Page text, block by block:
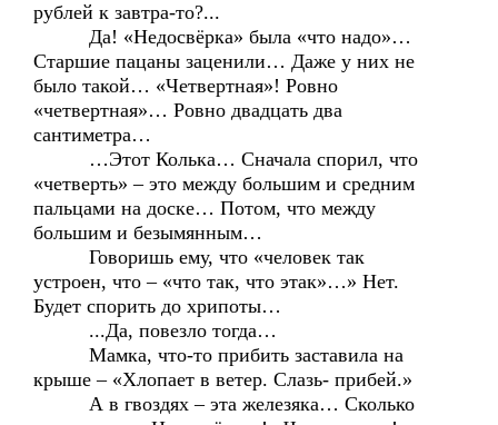
рублей к завтра-то?...
Да! «Недосвёрка» была «что надо»…
Старшие пацаны заценили… Даже у них не
было такой… «Четвертная»! Ровно
«четвертная»… Ровно двадцать два
сантиметра…
…Этот Колька… Сначала спорил, что
«четверть» – это между большим и средним
пальцами на доске… Потом, что между
большим и безымянным…
Говоришь ему, что «человек так
устроен, что – «что так, что этак»…» Нет.
Будет спорить до хрипоты…
...Да, повезло тогда…
Мамка, что-то прибить заставила на
крыше – «Хлопает в ветер. Слазь- прибей.»
А в гвоздях – эта железяка… Сколько